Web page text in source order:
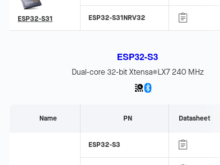
ESP32-S31 ESP32-S31NRV32
ESP32-S3
Dual-core 32-bit Xtensa® LX7 240 MHz
Name PN Datasheet
ESP32-S3